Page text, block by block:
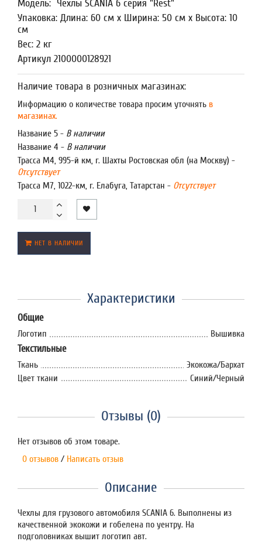
Модель: Чехлы SCANIA 6 серия "Rest"
Упаковка: Длина: 60 см x Ширина: 50 см x Высота: 10
см
Вес: 2 кг
Артикул 2100000128921
Наличие товара в розничных магазинах:
Информацию о количестве товара просим уточнять в
магазинах.
Название 5 - В наличии
Название 4 - В наличии
Трасса М4, 995-й км, г. Шахты Ростовская обл (на Москву) -
Отсутствует
Трасса М7, 1022-км, г. Елабуга, Татарстан - Отсутствует
НЕТ В НАЛИЧИИ
Характеристики
Общие
Логотип Вышивка
Текстильные
Ткань
Экокожа/Бархат
Цвет ткани
Синий/Черный
Отзывы (0)
Нет отзывов об этом товаре.
0 отзывов / Написать отзыв
Описание
Чехлы для грузового автомобиля SCANIA 6. Выполнены из
качественной экокожи и гобелена по уентру. На
подголовниках вышит логотип авт.